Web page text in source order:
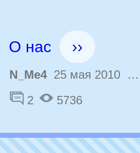
О нас ››
N_Me425 мая 2010 …
2
5736